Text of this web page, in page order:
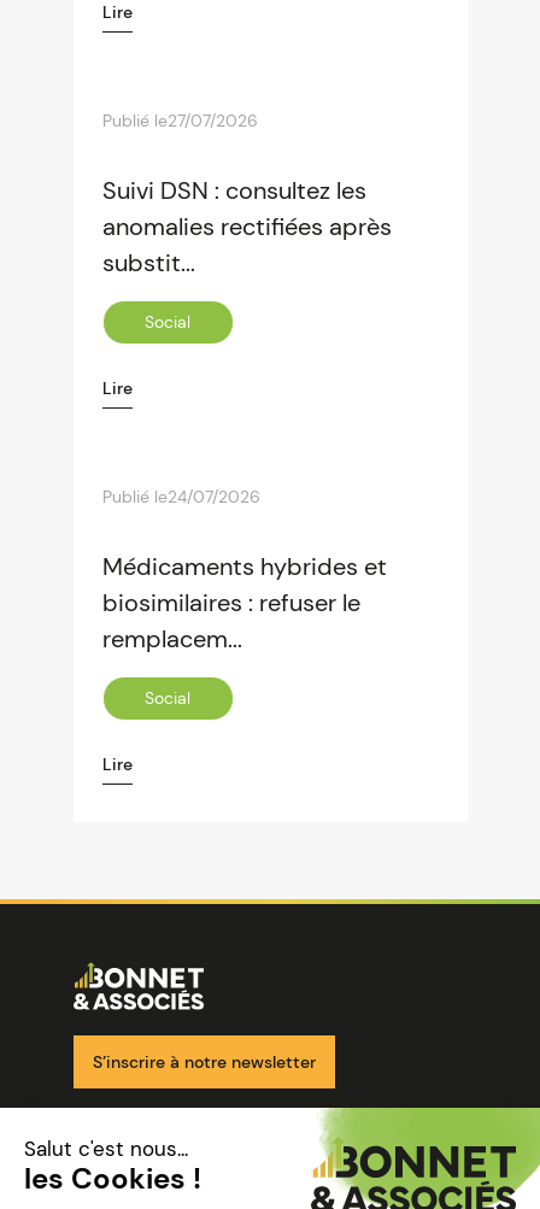
Lire
Publié le27/07/2026
Suivi DSN : consultez les
anomalies rectifiées après
substit...
Social
Lire
Publié le24/07/2026
Médicaments hybrides et
biosimilaires : refuser le
remplacem...
Social
Lire
Image
S’inscrire à notre newsletter
Nos solutions
Nos cabinets